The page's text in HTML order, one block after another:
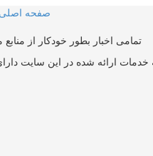
صفحه اصلی
تمامی اخبار بطور خودکار از
خدمات ارائه شده در این سایت